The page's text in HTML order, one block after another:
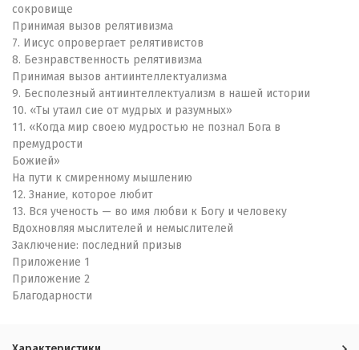
сокровище
Принимая вызов релятивизма
7. Иисус опровергает релятивистов
8. Безнравственность релятивизма
Принимая вызов антиинтеллектуализма
9. Бесполезный антиинтеллектуализм в нашей истории
10. «Ты утаил сие от мудрых и разумных»
11. «Когда мир своею мудростью не познал Бога в
премудрости
Божией»
На пути к смиренному мышлению
12. Знание, которое любит
13. Вся ученость — во имя любви к Богу и человеку
Вдохновляя мыслителей и немыслителей
Заключение: последний призыв
Приложение 1
Приложение 2
Благодарности